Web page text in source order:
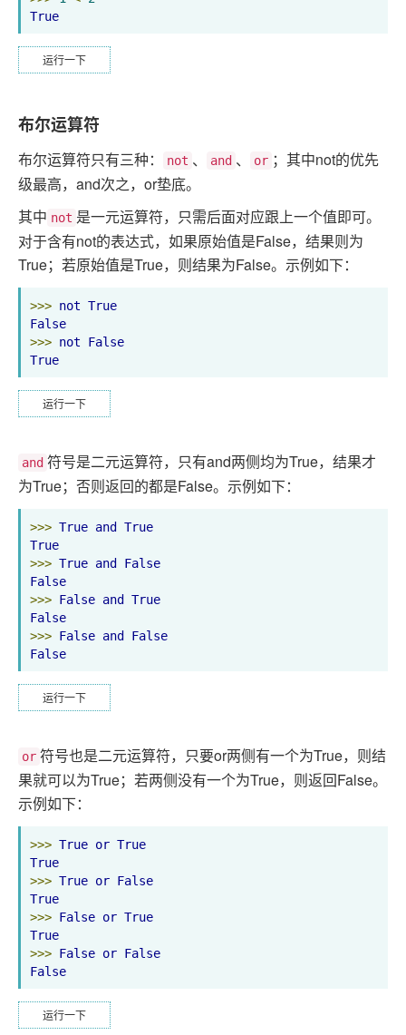
True
运行一下
布尔运算符
布尔运算符只有三种： not 、 and 、 or ；其中not的优先
级最高，and次之，or垫底。
其中 not 是一元运算符，只需后面对应跟上一个值即可。
对于含有not的表达式，如果原始值是False，结果则为
True；若原始值是True，则结果为False。示例如下：
>>> not True
False
>>> not
False
True
运行一下
and 符号是二元运算符，只有and两侧均为True，结果才
为True；否则返回的都是False。示例如下：
>>> True and True
True
>>> True and False
False
>>> False and True
False
>>> False and False
False
运行一下
or 符号也是二元运算符，只要or两侧有一个为True，则结
果就可以为True；若两侧没有一个为True，则返回False。
示例如下：
>>> True or True
True
>>> True or False
True
>>> False or True
True
>>> False or False
False
运行一下